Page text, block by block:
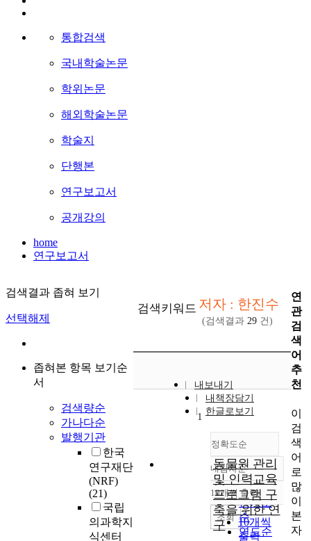
통합검색
국내학술논문
학위논문
해외학술논문
학술지
단행본
연구보고서
공개강의
home
연구보고서
검색결과 좁혀 보기
선택해제
좁혀본 항목 보기순
서
검색량순
가나다순
발행기관
한국
연구재단
(NRF)
(21)
국립
의과학지
식센터
검색키워드 저자 : 한진수
(검색결과 29 건)
내보내기
내책장담기
한글로보기
정확도순
정확도
순
인기도
순
연도순
내림차순
내림차순
10개씩 출력
10개씩
출력
조회
1
동물원 관리
및 인력교육
프로그램 구
축을 위한 연
구
연
관
검
색
어
추
천
이
검
색
어
로
많
이
본
자